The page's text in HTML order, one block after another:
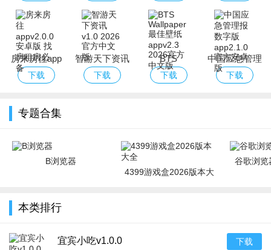
房来房往app
下载
智游天下资讯
下载
BTS
Wallpaper最
下载
中国应急管理
报数字版app
下载
专题合集
B浏览器
4399游戏盒2026版本大
谷歌浏览
本类排行
宜宾小吃v1.0.0 下载